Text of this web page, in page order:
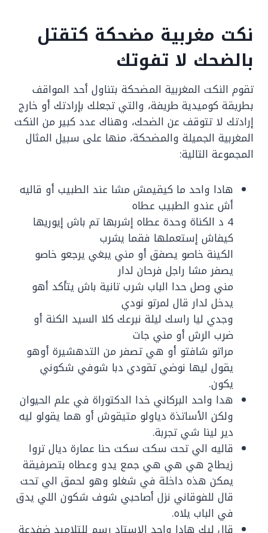
نكت مغربية مضحكة كتقتل
بالضحك لا تفوتك
تقوم النكت المغربية المضحكة بتناول أحد المواقف
بطريقة كوميدية طريفة، والتي تجعلك بإرادتك أو خارج
إرادتك لا تتوقف عن الضحك، وهناك عدد كبير من النكت
المغربية الجميلة والمضحكة، منها على سبيل المثال
المجموعة التالية:
هادا واحد ما كيقيمش مشا عند الطبيب أو قاليه
أش عندو الطبيب عطاه
4 د الكناة وحدة عطاه إشربها تم باش إيوريها
كيفاش إستعملها فقما يشرب
الكينة خاصو يصفق أو مني يبغي يرجعو خاصو
يصفر مشا راجل فرحان لدار
مني وصل حدا الباب شرب تانية باش يتأكد أهو
يدخل لدار قال لمرتو نودي
وجدي ليا راسك ليلة نبرعك كلا السيد الكنة أو
ضرب الرش أو مني جات
مراتو شافتو أو هي تصفر من التدهشيرة أوهو
يقول ليها نوضي تقودي دبا شوفي شكوني
يكون.
هدا واحد البركاني خدا الدكتوراة في علم الحيوان
ولكن الأساتذة دياولو متيقوش أو هما يقولو ليه
دير لينا شي تجربة.
قاليه الي تحت سكت سكت حنا عمارة ديال تروا
زيطاج هي هي هي جمع يدو وعطاه بتصرفيقة
يمكن هذه داخلة في شغلو وهو لحمق الي تحت
قال للفوقاني نزل أصاحبي شوف شكون اللي يدق
في الباب يلاه.